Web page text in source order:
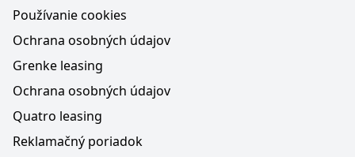
Používanie cookies
Ochrana osobných údajov
Grenke leasing
Ochrana osobných údajov
Quatro leasing
Reklamačný poriadok